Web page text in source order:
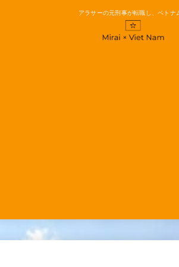
アラサーの元刑事が転職し、ベトナ